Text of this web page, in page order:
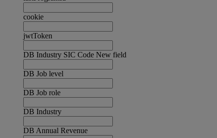
cookie
jwtToken
DB Industry SIC Code New field
DB Job level
DB Job role
DB Industry
DB Annual Revenue